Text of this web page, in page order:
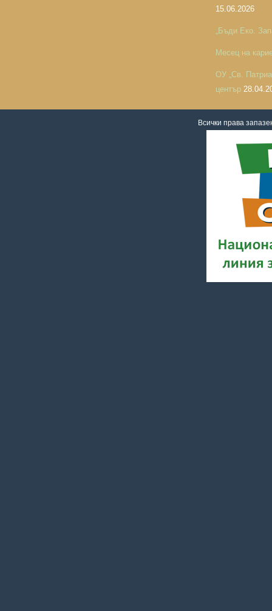
15.06.2026
„Бъди Еко.
Месец на
ОУ „Св.
център
Всички права